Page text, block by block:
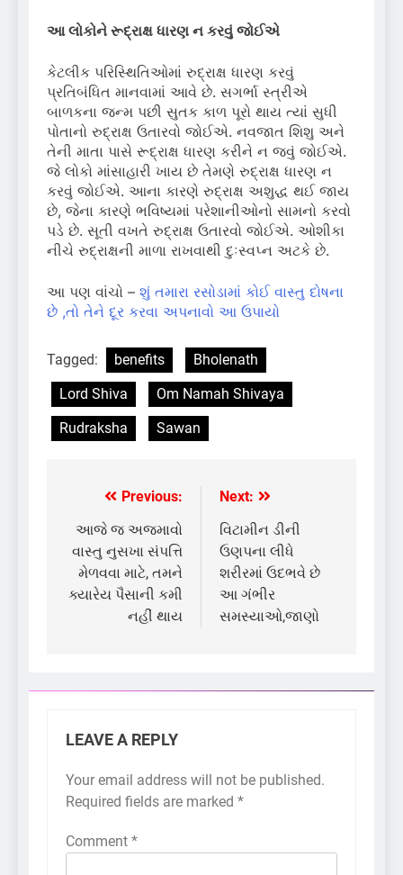
આ લોકોને રૂદ્રાક્ષ ધારણ ન કરવું જોઈએ
કેટલીક પરિસ્થિતિઓમાં રુદ્રાક્ષ ધારણ કરવું
પ્રતિબંધિત માનવામાં આવે છે. સગર્ભા સ્ત્રીએ
બાળકના જન્મ પછી સુતક કાળ પૂરો થાય ત્યાં સુધી
પોતાનો રુદ્રાક્ષ ઉતારવો જોઈએ. નવજાત શિશુ અને
તેની માતા પાસે રૂદ્રાક્ષ ધારણ કરીને ન જવું જોઈએ.
જે લોકો માંસાહારી ખાય છે તેમણે રુદ્રાક્ષ ધારણ ન
કરવું જોઈએ. આના કારણે રુદ્રાક્ષ અશુદ્ધ થઈ જાય
છે, જેના કારણે ભવિષ્યમાં પરેશાનીઓનો સામનો કરવો
પડે છે. સૂતી વખતે રુદ્રાક્ષ ઉતારવો જોઈએ. ઓશીકા
નીચે રુદ્રાક્ષની માળા રાખવાથી દુઃસ્વપ્ન અટકે છે.
આ પણ વાંચો – શું તમારા રસોડામાં કોઈ વાસ્તુ દોષના
છે ,તો તેને દૂર કરવા અપનાવો આ ઉપાયો
Tagged: benefits
Bholenath
Lord Shiva
Om Namah Shivaya
Rudraksha
Sawan
Post
navigation
Previous:
આજે જ અજમાવો
વાસ્તુ નુસખા સંપત્તિ
મેળવવા માટે, તમને
ક્યારેય પૈસાની કમી
નહીં થાય
Next:
વિટામીન ડીની
ઉણપના લીધે
શરીરમાં ઉદભવે છે
આ ગંભીર
સમસ્યાઓ,જાણો
LEAVE A REPLY
Your email address will not be published.
Required fields are marked *
Comment *